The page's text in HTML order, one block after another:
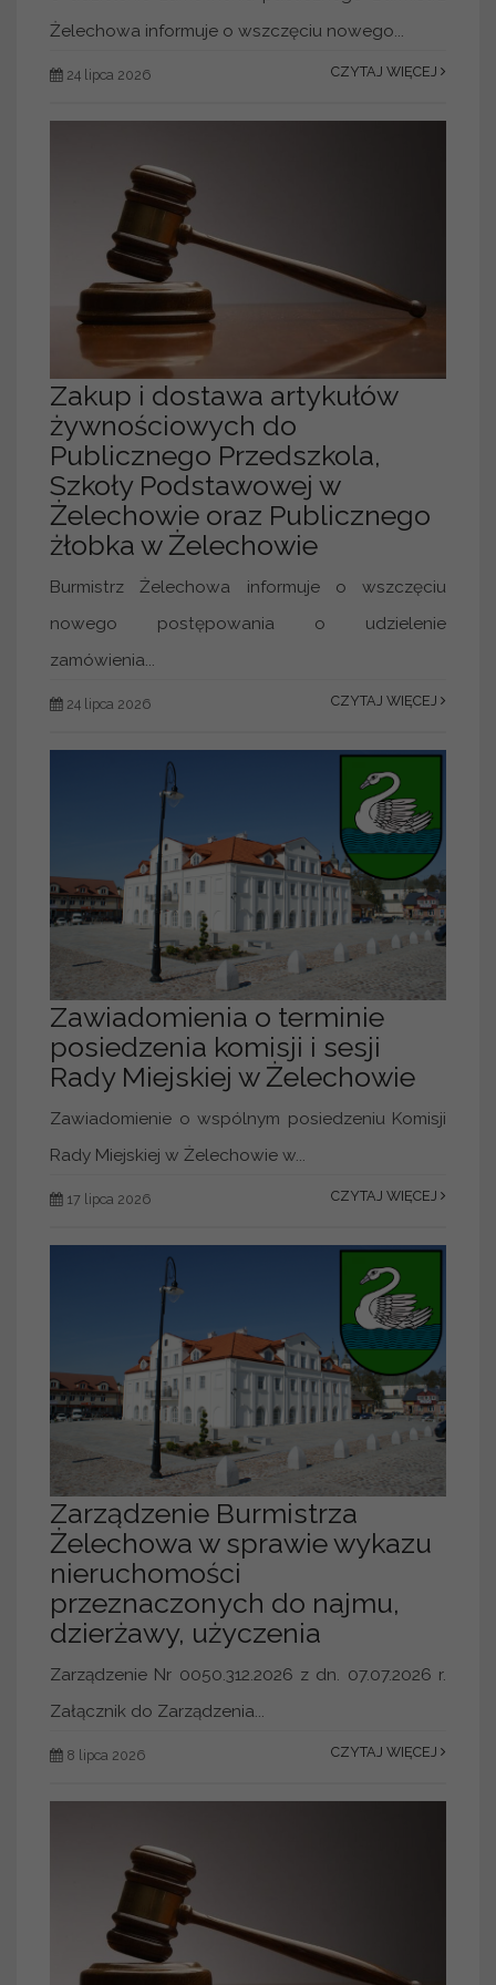
Żelechowa informuje o wszczęciu nowego...
24 lipca 2026 CZYTAJ WIĘCEJ
Zakup i dostawa artykułów
żywnościowych do
Publicznego Przedszkola,
Szkoły Podstawowej w
Żelechowie oraz Publicznego
żłobka w Żelechowie
Burmistrz Żelechowa informuje o wszczęciu
nowego postępowania o udzielenie
zamówienia...
24 lipca 2026 CZYTAJ WIĘCEJ
Zawiadomienia o terminie
posiedzenia komisji i sesji
Rady Miejskiej w Żelechowie
Zawiadomienie o wspólnym posiedzeniu Komisji
Rady Miejskiej w Żelechowie w...
17 lipca 2026 CZYTAJ WIĘCEJ
Zarządzenie Burmistrza
Żelechowa w sprawie wykazu
nieruchomości
przeznaczonych do najmu,
dzierżawy, użyczenia
Zarządzenie Nr 0050.312.2026 z dn. 07.07.2026 r.
Załącznik do Zarządzenia...
8 lipca 2026 CZYTAJ WIĘCEJ